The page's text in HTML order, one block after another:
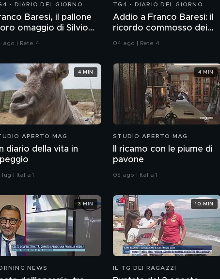
- DIARIO DEL GIORNO
Baresi, il pallone
omaggio di Silvio
ago | Rete 4
TG4 - DIARIO DEL GIORNO
Addio a Franco Baresi: il
ricordo commosso dei
04 ago | Rete 4
APERTO MAG
diario della vita in
lug | Italia 1
4 MIN
STUDIO APERTO MAG
Il ricamo con le piume di
pavone
05 ago | Italia 1
4 MIN
NEWS
3 MIN
IL TG DEI RAGAZZI
10 MIN